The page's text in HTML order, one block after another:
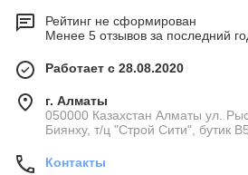
Рейтинг не сформирован
Менее 5 отзывов за последний
Работает с 28.08.2020
г. Алматы
050000 Казахстан Алматы ул.
Биянху, т/ц "Строй Сити", бутик
Контакты